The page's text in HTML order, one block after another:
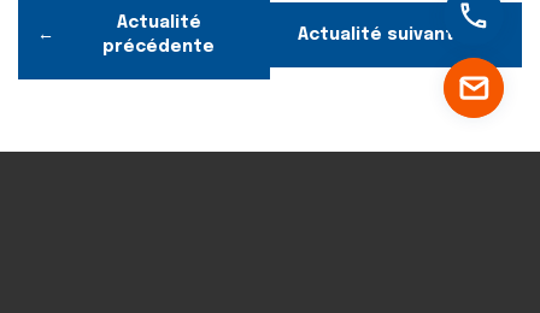
Actualité
précédente
Actualité suivante